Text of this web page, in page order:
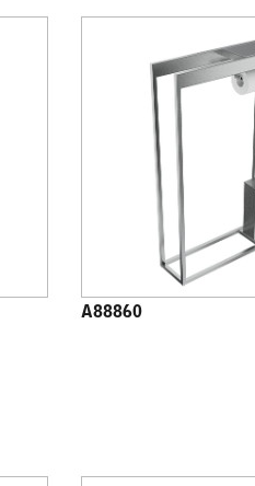
A88860